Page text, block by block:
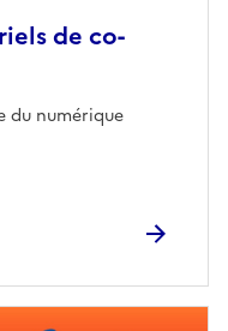
de co-
du numérique